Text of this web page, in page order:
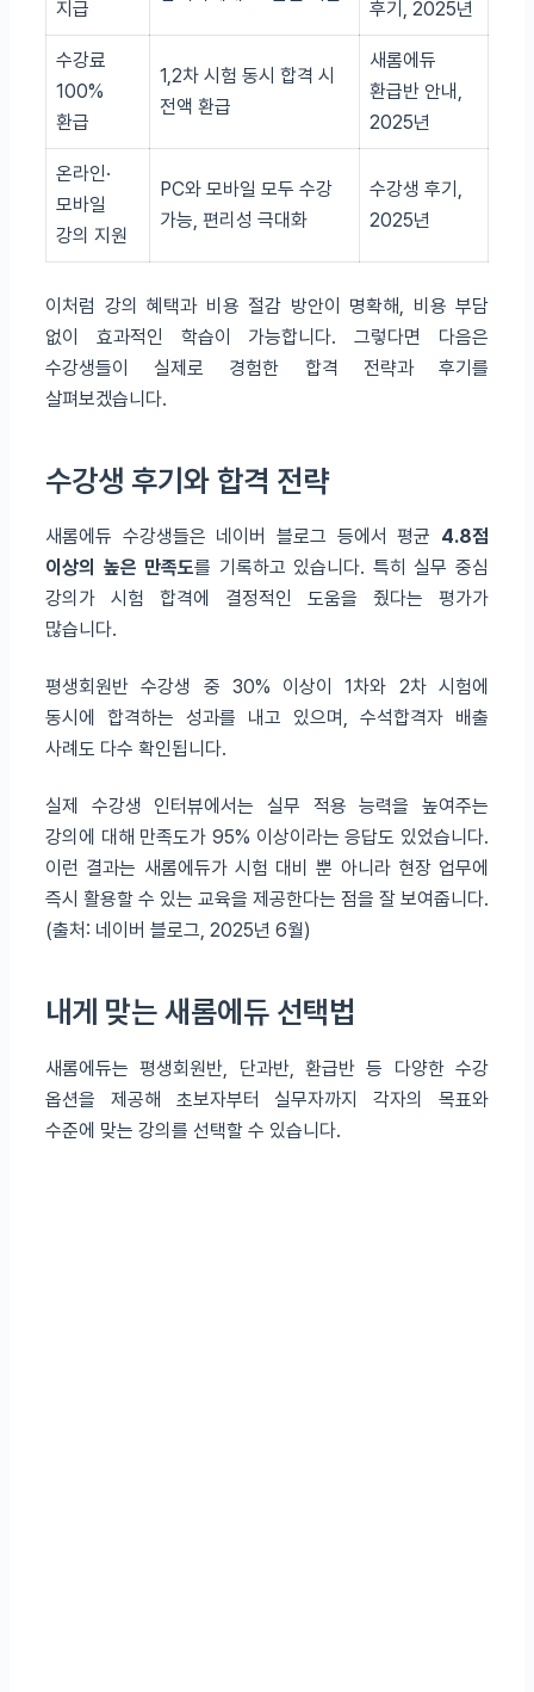
지급 후기, 2025년
수강료
100%
환급
1,2차 시험 동시 합격 시
전액 환급
새롬에듀
환급반 안내,
2025년
온라인·
모바일
강의 지원
PC와 모바일 모두 수강
가능, 편리성 극대화
수강생 후기,
2025년
이처럼 강의 혜택과 비용 절감 방안이 명확해, 비용 부담
없이 효과적인 학습이 가능합니다. 그렇다면 다음은
수강생들이 실제로 경험한 합격 전략과 후기를
살펴보겠습니다.
수강생 후기와 합격 전략
새롬에듀 수강생들은 네이버 블로그 등에서 평균 4.8점
이상의 높은 만족도를 기록하고 있습니다. 특히 실무 중심
강의가 시험 합격에 결정적인 도움을 줬다는 평가가
많습니다.
평생회원반 수강생 중 30% 이상이 1차와 2차 시험에
동시에 합격하는 성과를 내고 있으며, 수석합격자 배출
사례도 다수 확인됩니다.
실제 수강생 인터뷰에서는 실무 적용 능력을 높여주는
강의에 대해 만족도가 95% 이상이라는 응답도 있었습니다.
이런 결과는 새롬에듀가 시험 대비 뿐 아니라 현장 업무에
즉시 활용할 수 있는 교육을 제공한다는 점을 잘 보여줍니다.
(출처: 네이버 블로그, 2025년 6월)
내게 맞는 새롬에듀 선택법
새롬에듀는 평생회원반, 단과반, 환급반 등 다양한 수강
옵션을 제공해 초보자부터 실무자까지 각자의 목표와
수준에 맞는 강의를 선택할 수 있습니다.